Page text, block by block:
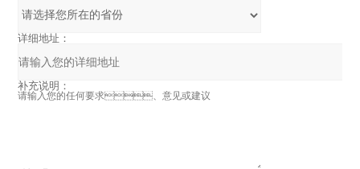
详细地址：
补充说明：